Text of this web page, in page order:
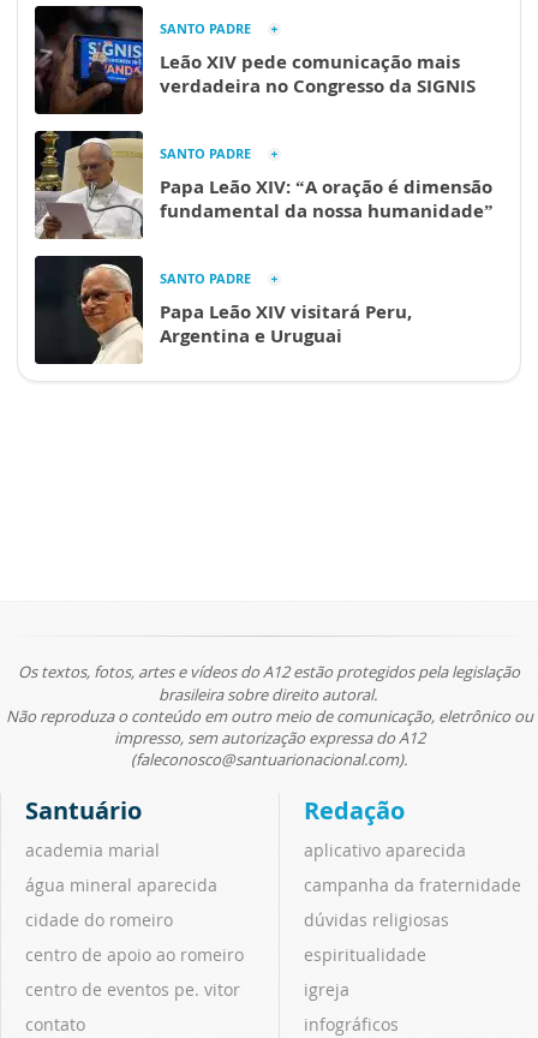
SANTO PADRE
Leão XIV pede comunicação mais
verdadeira no Congresso da SIGNIS
SANTO PADRE
Papa Leão XIV: “A oração é dimensão
fundamental da nossa humanidade”
SANTO PADRE
Papa Leão XIV visitará Peru,
Argentina e Uruguai
Os textos, fotos, artes e vídeos do A12 estão protegidos pela legislação
brasileira sobre direito autoral.
Não reproduza o conteúdo em outro meio de comunicação, eletrônico ou
impresso, sem autorização expressa do A12
(faleconosco@santuarionacional.com).
Santuário
academia marial
água mineral aparecida
cidade do romeiro
centro de apoio ao romeiro
centro de eventos pe. vitor
contato
Redação
aplicativo aparecida
campanha da fraternidade
dúvidas religiosas
espiritualidade
igreja
infográficos